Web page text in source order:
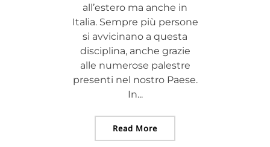
all’estero ma anche in
Italia. Sempre più persone
si avvicinano a questa
disciplina, anche grazie
alle numerose palestre
presenti nel nostro Paese.
In...
Read More